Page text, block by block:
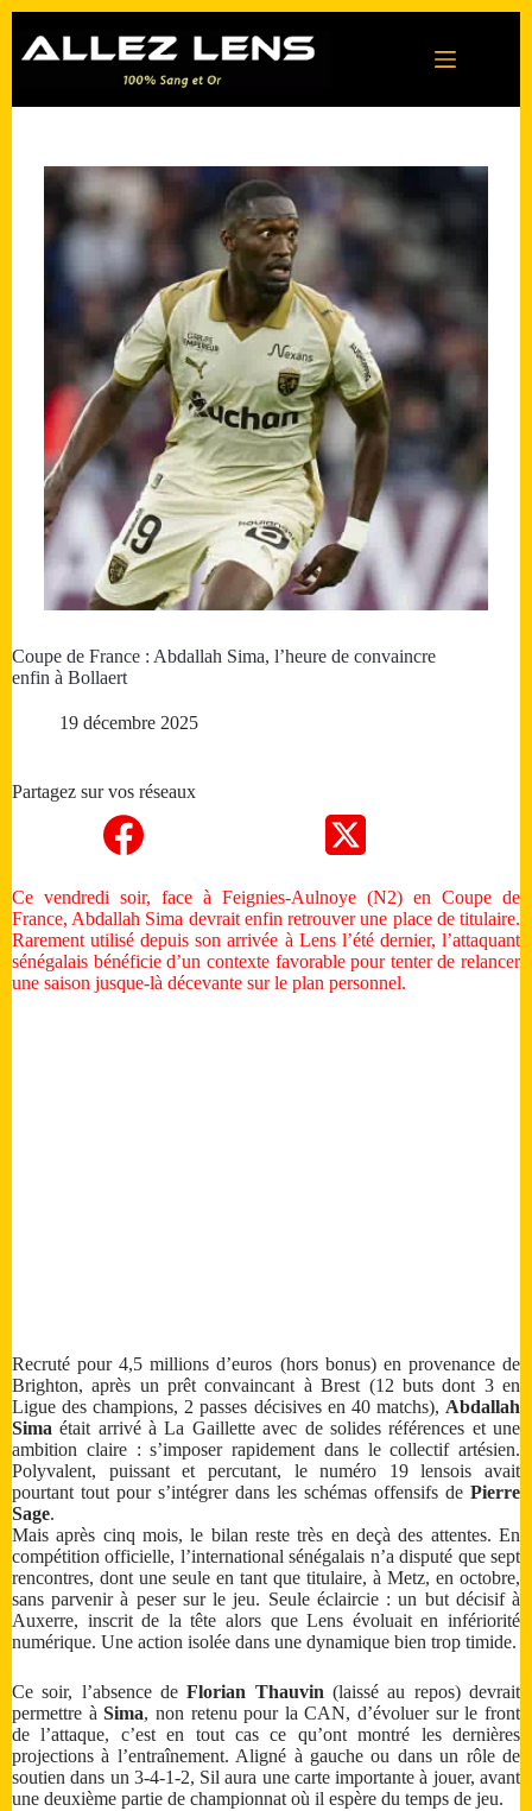
contenu
Coupe de France : Abdallah Sima, l’heure de convaincre
enfin à Bollaert
19 décembre 2025
Partagez sur vos réseaux
Ce vendredi soir, face à Feignies-Aulnoye (N2) en Coupe de
France, Abdallah Sima devrait enfin retrouver une place de titulaire.
Rarement utilisé depuis son arrivée à Lens l’été dernier, l’attaquant
sénégalais bénéficie d’un contexte favorable pour tenter de relancer
une saison jusque-là décevante sur le plan personnel.
Recruté pour 4,5 millions d’euros (hors bonus) en provenance de
Brighton, après un prêt convaincant à Brest (12 buts dont 3 en
Ligue des champions, 2 passes décisives en 40 matchs), Abdallah
Sima était arrivé à La Gaillette avec de solides références et une
ambition claire : s’imposer rapidement dans le collectif artésien.
Polyvalent, puissant et percutant, le numéro 19 lensois avait
pourtant tout pour s’intégrer dans les schémas offensifs de Pierre
Sage.
Mais après cinq mois, le bilan reste très en deçà des attentes. En
compétition officielle, l’international sénégalais n’a disputé que sept
rencontres, dont une seule en tant que titulaire, à Metz, en octobre,
sans parvenir à peser sur le jeu. Seule éclaircie : un but décisif à
Auxerre, inscrit de la tête alors que Lens évoluait en infériorité
numérique. Une action isolée dans une dynamique bien trop timide.
Ce soir, l’absence deFlorian Thauvin (laissé au repos) devrait
permettre àSima, non retenu pour la CAN, d’évoluer sur le front
de l’attaque, c’est en tout cas ce qu’ont montré les dernières
projections à l’entraînement. Aligné à gauche ou dans un rôle de
soutien dans un 3-4-1-2, Sil aura une carte importante à jouer, avant
une deuxième partie de championnat où il espère du temps de jeu.